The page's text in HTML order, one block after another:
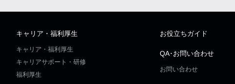
キャリア・福利厚生
キャリア・福利厚生
キャリアサポート・研修
福利厚生
お役立ちガイド
QA･お問い合わせ
お問い合わせ